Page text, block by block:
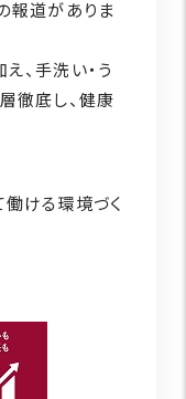
報道がありま
、手洗い・う
徹底し、健康
ける環境づく